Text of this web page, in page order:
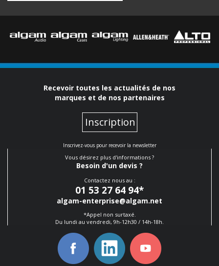
Recevoir toutes les actualités de nos
marques et de nos partenaires
Inscription
Inscrivez-vous pour recevoir la newsletter
Vous désirez plus d'informations ?
Besoin d'un devis ?
Contactez nous au :
01 53 27 64 94*
algam-enterprise@algam.net
*Appel non surtaxé.
Du lundi au vendredi, 9h-12h30 / 14h-18h.